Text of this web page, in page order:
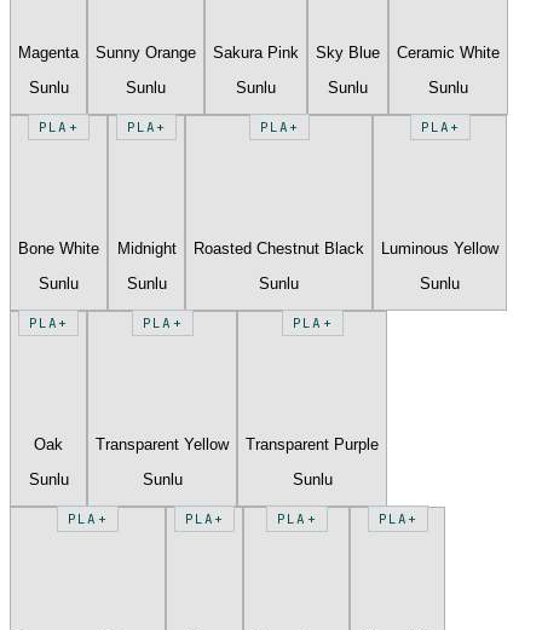
Magenta
Sunlu
Sunny Orange
Sunlu
Sakura Pink
Sunlu
Sky Blue
Sunlu
Ceramic White
Sunlu
PLA+
Bone White
Sunlu
PLA+
Midnight
Sunlu
PLA+
Roasted Chestnut Black
Sunlu
PLA+
Luminous Yellow
Sunlu
PLA+
Oak
Sunlu
PLA+
Transparent Yellow
Sunlu
PLA+
Transparent Purple
Sunlu
PLA+ PLA+ PLA+ PLA+